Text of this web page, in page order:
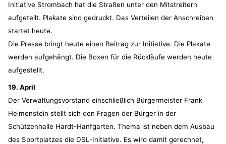
Initiative Strombach hat die Straßen unter den Mitstreitern
aufgeteilt. Plakate sind gedruckt. Das Verteilen der Anschreiben
startet heute.
Die Presse bringt heute einen Beitrag zur Initiative. Die Plakate
werden aufgehängt. Die Boxen für die Rückläufe werden heute
aufgestellt.
19. April
Der Verwaltungsvorstand einschließlich Bürgermeister Frank
Helmenstein stellt sich den Fragen der Bürger in der
Schützenhalle Hardt-Hanfgarten. Thema ist neben dem Ausbau
des Sportplatzes die DSL-Initiative. Es wird damit gerechnet,